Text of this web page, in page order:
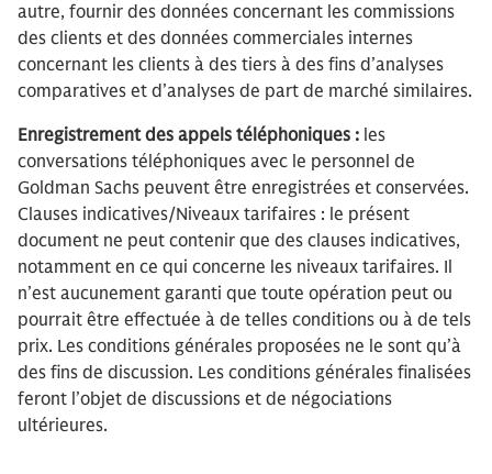
autre, fournir des données concernant les commissions
des clients et des données commerciales internes
concernant les clients à des tiers à des fins d’analyses
comparatives et d’analyses de part de marché similaires.
Enregistrement des appels téléphoniques : les
conversations téléphoniques avec le personnel de
Goldman Sachs peuvent être enregistrées et conservées.
Clauses indicatives/Niveaux tarifaires : le présent
document ne peut contenir que des clauses indicatives,
notamment en ce qui concerne les niveaux tarifaires. Il
n’est aucunement garanti que toute opération peut ou
pourrait être effectuée à de telles conditions ou à de tels
prix. Les conditions générales proposées ne le sont qu’à
des fins de discussion. Les conditions générales finalisées
feront l’objet de discussions et de négociations
ultérieures.